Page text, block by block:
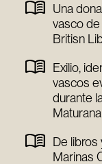
Una
vasco
Britisn
Exilio,
vascos
durante
Maturana
De
Marinas